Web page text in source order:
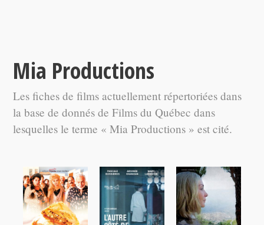
Mia Productions
Les fiches de films actuellement répertoriées dans
la base de donnés de Films du Québec dans
lesquelles le terme « Mia Productions » est cité.